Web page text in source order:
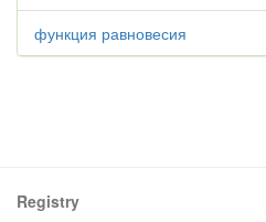
функция равновесия
Registry